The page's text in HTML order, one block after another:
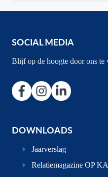
SOCIAL MEDIA
Blijf op de hoogte door ons te
DOWNLOADS
Jaarverslag
Relatiemagazine OP